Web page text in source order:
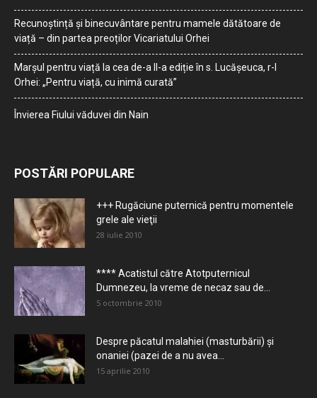
Recunoștință și binecuvântare pentru mamele dătătoare de
viață – din partea preoților Vicariatului Orhei
Marșul pentru viață la cea de-a II-a ediție în s. Lucășeuca, r-l
Orhei: „Pentru viață, cu inimă curată”
Învierea Fiului văduvei din Nain
POSTĂRI POPULARE
+++ Rugăciune puternică pentru momentele
grele ale vieţii
28 iulie 2010
**** Acatistul către Atotputernicul
Dumnezeu, la vreme de necaz sau de...
5 octombrie 2010
Despre păcatul malahiei (masturbării) şi
onaniei (pazei de a nu avea...
15 aprilie 2010